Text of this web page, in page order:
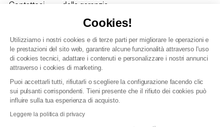
Cookies!
Utilizziamo i nostri cookies e di terze parti per migliorare le operazioni e
le prestazioni del sito web, garantire alcune funzionalità attraverso l'uso
di cookies tecnici, adattare i contenuti e personalizzare i nostri annunci
attraverso i cookies di marketing.
Puoi accettarli tutti, rifiutarli o scegliere la configurazione facendo clic
sui pulsanti corrispondenti. Tieni presente che il rifiuto dei cookies può
influire sulla tua esperienza di acquisto.
Leggere la politica di privacy
Contattaci
della garanzia
Condizioni generali vendita
Politica di gestione dei dati personali e dei cookie
Condizioni generali di vendita per clienti professionali
Dichiarazione di accessibilità